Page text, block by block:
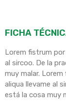
FICHA
Lorem fistrum por
al sircoo. De la
muy malar.
aliqua llevame al
está la cosa muy